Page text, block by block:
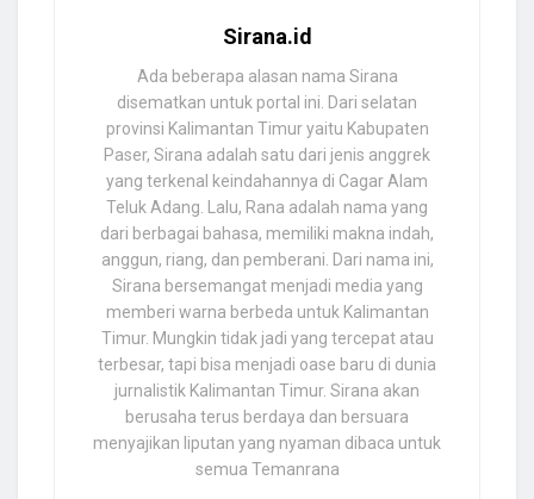
Sirana.id
Ada beberapa alasan nama Sirana
disematkan untuk portal ini. Dari selatan
provinsi Kalimantan Timur yaitu Kabupaten
Paser, Sirana adalah satu dari jenis anggrek
yang terkenal keindahannya di Cagar Alam
Teluk Adang. Lalu, Rana adalah nama yang
dari berbagai bahasa, memiliki makna indah,
anggun, riang, dan pemberani. Dari nama ini,
Sirana bersemangat menjadi media yang
memberi warna berbeda untuk Kalimantan
Timur. Mungkin tidak jadi yang tercepat atau
terbesar, tapi bisa menjadi oase baru di dunia
jurnalistik Kalimantan Timur. Sirana akan
berusaha terus berdaya dan bersuara
menyajikan liputan yang nyaman dibaca untuk
semua Temanrana